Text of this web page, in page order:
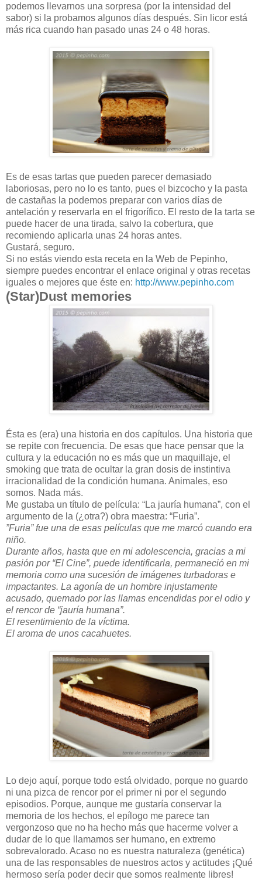
podemos llevarnos una sorpresa (por la intensidad del
sabor) si la probamos algunos días después. Sin licor está
más rica cuando han pasado unas 24 o 48 horas.
Es de esas tartas que pueden parecer demasiado
laboriosas, pero no lo es tanto, pues el bizcocho y la pasta
de castañas la podemos preparar con varios días de
antelación y reservarla en el frigorífico. El resto de la tarta se
puede hacer de una tirada, salvo la cobertura, que
recomiendo aplicarla unas 24 horas antes.
Gustará, seguro.
Si no estás viendo esta receta en la Web de Pepinho,
siempre puedes encontrar el enlace original y otras recetas
iguales o mejores que éste en: http://www.pepinho.com
(Star)Dust memories
Ésta es (era) una historia en dos capítulos. Una historia que
se repite con frecuencia. De esas que hace pensar que la
cultura y la educación no es más que un maquillaje, el
smoking que trata de ocultar la gran dosis de instintiva
irracionalidad de la condición humana. Animales, eso
somos. Nada más.
Me gustaba un título de película: “La jauría humana”, con el
argumento de la (¿otra?) obra maestra: “Furia”.
”Furia” fue una de esas películas que me marcó cuando era
niño.
Durante años, hasta que en mi adolescencia, gracias a mi
pasión por “El Cine”, puede identificarla, permaneció en mi
memoria como una sucesión de imágenes turbadoras e
impactantes. La agonía de un hombre injustamente
acusado, quemado por las llamas encendidas por el odio y
el rencor de “jauría humana”.
El resentimiento de la víctima.
El aroma de unos cacahuetes.
Lo dejo aquí, porque todo está olvidado, porque no guardo
ni una pizca de rencor por el primer ni por el segundo
episodios. Porque, aunque me gustaría conservar la
memoria de los hechos, el epílogo me parece tan
vergonzoso que no ha hecho más que hacerme volver a
dudar de lo que llamamos ser humano, en extremo
sobrevalorado. Acaso no es nuestra naturaleza (genética)
una de las responsables de nuestros actos y actitudes ¡Qué
hermoso sería poder decir que somos realmente libres!